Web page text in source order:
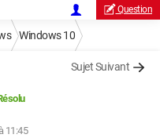
Question
Windows 10
Sujet Suivant
11:45